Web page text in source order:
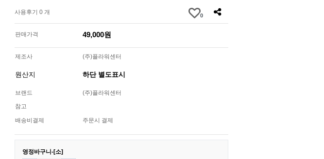
사용후기 0 개 0
판매가격 49,000원
제조사 (주)플라워센터
원산지 하단 별도표시
브랜드
(주)플라워센터
참고
배송비결제 주문시 결제
영정바구니-[소]